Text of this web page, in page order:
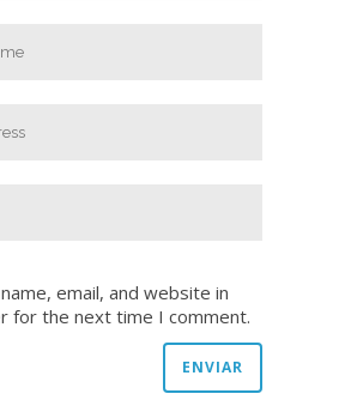
email, and website in
for the next time I comment.